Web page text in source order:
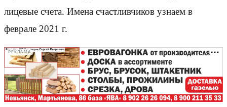
лицевые счета. Имена счастливчиков узнаем в
феврале 2021 г.
РЕКЛАМА